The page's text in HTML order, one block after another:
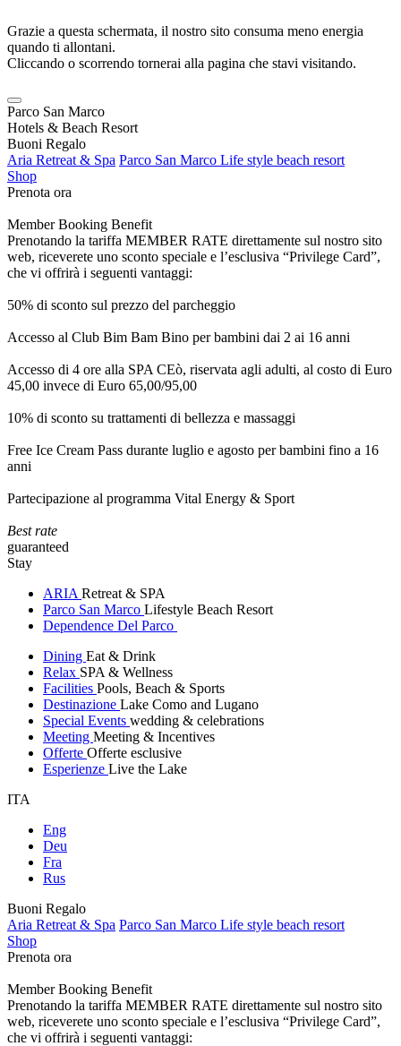
Grazie a questa schermata, il nostro sito consuma meno energia
quando ti allontani.
Cliccando o scorrendo tornerai alla pagina che stavi visitando.
Parco San Marco
Hotels & Beach Resort
Buoni Regalo
Aria Retreat & Spa Parco San Marco Life style beach resort
Shop
Prenota ora
Member Booking Benefit
Prenotando la tariffa MEMBER RATE direttamente sul nostro sito
web, riceverete uno sconto speciale e l’esclusiva “Privilege Card”,
che vi offrirà i seguenti vantaggi:
50% di sconto sul prezzo del parcheggio
Accesso al Club Bim Bam Bino per bambini dai 2 ai 16 anni
Accesso di 4 ore alla SPA CEò, riservata agli adulti, al costo di Euro
45,00 invece di Euro 65,00/95,00
10% di sconto su trattamenti di bellezza e massaggi
Free Ice Cream Pass durante luglio e agosto per bambini fino a 16
anni
Partecipazione al programma Vital Energy & Sport
Best rate
guaranteed
Stay
ARIA Retreat & SPA
Parco San Marco Lifestyle Beach Resort
Dependence Del Parco
Dining Eat & Drink
Relax SPA & Wellness
Facilities Pools, Beach & Sports
Destinazione Lake Como and Lugano
Special Events wedding & celebrations
Meeting Meeting & Incentives
Offerte Offerte esclusive
Esperienze Live the Lake
ITA
Eng
Deu
Fra
Rus
Buoni Regalo
Aria Retreat & Spa Parco San Marco Life style beach resort
Shop
Prenota ora
Member Booking Benefit
Prenotando la tariffa MEMBER RATE direttamente sul nostro sito
web, riceverete uno sconto speciale e l’esclusiva “Privilege Card”,
che vi offrirà i seguenti vantaggi: